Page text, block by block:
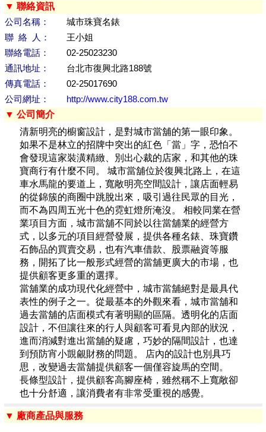
▼ 聯絡資訊
公司名稱：
城市珠寶名錶
聯 絡 人：
王小姐
聯絡電話：
02-25023230
通訊地址：
台北市復興北路188號
傳真電話：
02-25017690
公司網址：
http://www.city188.com.tw
▼ 公司簡介
清新明亮的櫥窗設計，是對城市當舖的第一眼印象。
如果不是林立的招牌中突出的紅色「當」字，恐怕不
會發現這家裝潢精緻、別出心裁的店家，和其他的珠
寶商行有什麼不同。 城市當舖位於復興北路上，在這
車水馬龍的要道上，寬敞明亮空間設計，讓店面輕易
的從錦簇的商圈中跳脫出來，吸引過往民眾的目光，
而不為四周五光十色的霓虹燈所淹沒。 相較同業在營
業項目方面，城市當舖不同於以往當舖業的經營方
式，以多元的項目經營發展，提供各種名錶、珠寶鑽
石飾品的買賣交易，也有汽車借款、股票融資等服
務，開拓了比一般形式經營的當舖更廣大的市場，也
提供顧客更多重的選擇。
當舖業的成功現代化經營中，城市當舖絕對是最具代
表性的例子之一。從最基本的外觀來看，城市當舖和
過去當舖的店面模式有著明顯的區隔。透明化的店面
設計，不但讓往來的行人與顧客可看見內部的狀況，
進而消減對進出當舖的疑慮，巧妙的隔間設計，也達
到預防宵小覬覦財務的問題。 店內的設計也別具巧
思，改變過去當舖提供顧客一個僅容旋馬的空間。
長條型設計，提供顧客高腳座椅，雖然稱不上寬敞卻
也十分舒適，讓消費者有非常受重視的感覺。
▼ 廠商產品與服務